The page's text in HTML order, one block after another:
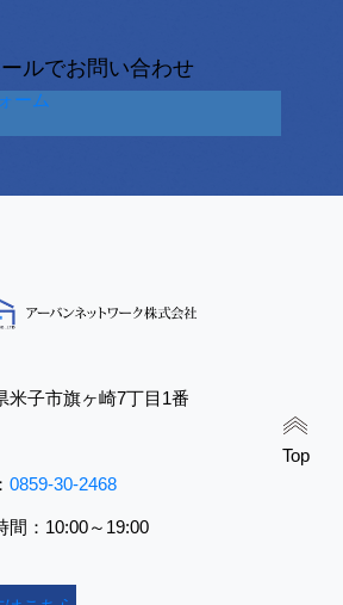
Top
ルでお問い合わせ
ーム
米子市旗ヶ崎7丁目1番
0859-30-2468
間：10:00～19:00